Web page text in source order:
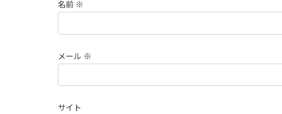
名前 ※
メール ※
サイト